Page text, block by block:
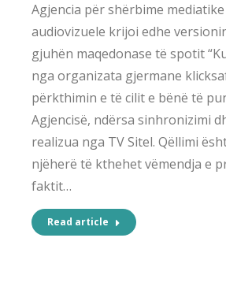
Agjencia për shërbime
audiovizuele krijoi edhe
gjuhën maqedonase të spotit
nga organizata gjermane
përkthimin e të cilit e bënë të
Agjencisë, ndërsa sinhronizimi
realizua nga TV Sitel. Qëllimi
njëherë të kthehet vëmendja e
faktit…
Read article